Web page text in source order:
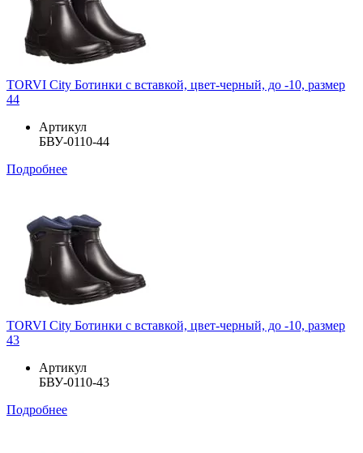
TORVI City Ботинки с вставкой, цвет-черный, до -10, размер
44
Артикул
БВУ-0110-44
Подробнее
TORVI City Ботинки с вставкой, цвет-черный, до -10, размер
43
Артикул
БВУ-0110-43
Подробнее